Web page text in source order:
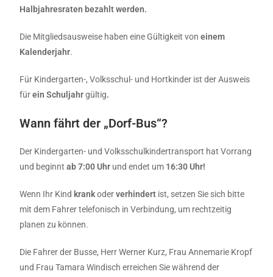
Halbjahresraten bezahlt werden.
Die Mitgliedsausweise haben eine Gültigkeit voneinem
Kalenderjahr.
Für Kindergarten-, Volksschul- und Hortkinder ist der Ausweis
fürein Schuljahrgültig.
Wann fährt der „Dorf-Bus“?
Der Kindergarten- und Volksschulkindertransport hat Vorrang
und beginntab 7:00 Uhr und endet um 16:30 Uhr!
Wenn Ihr Kind krankoderverhindert ist, setzen Sie sich bitte
mit dem Fahrer telefonisch in Verbindung, um rechtzeitig
planen zu können.
Die Fahrer der Busse, Herr Werner Kurz, Frau Annemarie Kropf
und Frau Tamara Windisch erreichen Sie während der